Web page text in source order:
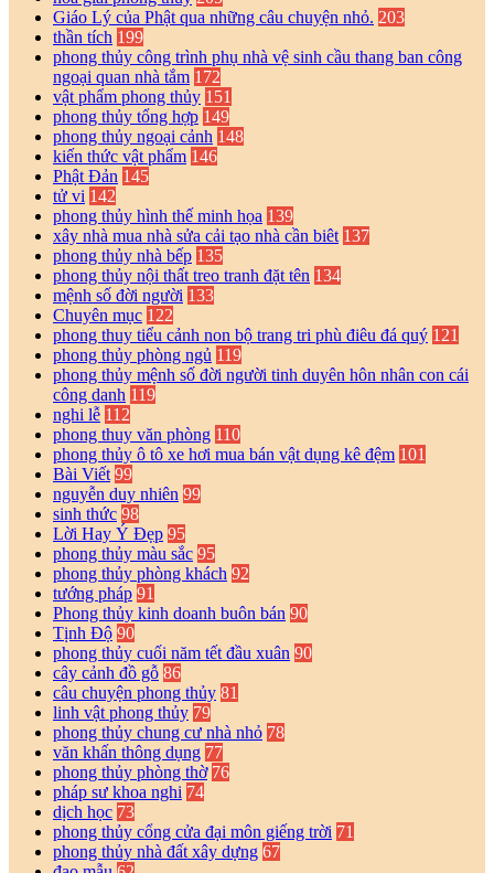
Giáo Lý của Phật qua những câu chuyện nhỏ. 203
thần tích 199
phong thủy công trình phụ nhà vệ sinh cầu thang ban công
ngoại quan nhà tắm 172
vật phẩm phong thủy 151
phong thủy tổng hợp 149
phong thủy ngoại cảnh 148
kiến thức vật phẩm 146
Phật Đản 145
tử vi 142
phong thủy hình thế minh họa 139
xây nhà mua nhà sửa cải tạo nhà cần biêt 137
phong thủy nhà bếp 135
phong thủy nội thất treo tranh đặt tên 134
mệnh số đời người 133
Chuyên mục 122
phong thuy tiểu cảnh non bộ trang tri phù điêu đá quý 121
phong thủy phòng ngủ 119
phong thủy mệnh số đời người tinh duyên hôn nhân con cái
công danh 119
nghi lễ 112
phong thuy văn phòng 110
phong thủy ô tô xe hơi mua bán vật dụng kê đệm 101
Bài Viết 99
nguyễn duy nhiên 99
sinh thức 98
Lời Hay Ý Đẹp 95
phong thủy màu sắc 95
phong thủy phòng khách 92
tướng pháp 91
Phong thủy kinh doanh buôn bán 90
Tịnh Độ 90
phong thủy cuối năm tết đầu xuân 90
cây cảnh đồ gỗ 86
câu chuyện phong thủy 81
linh vật phong thủy 79
phong thủy chung cư nhà nhỏ 78
văn khấn thông dụng 77
phong thủy phòng thờ 76
pháp sư khoa nghi 74
dịch học 73
phong thủy cổng cửa đại môn giếng trời 71
phong thủy nhà đất xây dựng 67